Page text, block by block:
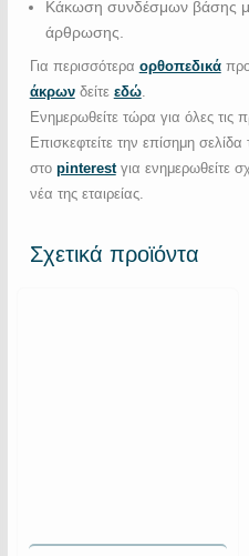
Κάκωση συνδέσμων βάσης
άρθρωσης.
Για περισσότερα ορθοπεδικά
άκρων δείτε εδώ.
Ενημερωθείτε τώρα για όλες τις
Επισκεφτείτε την επίσημη σελίδα
στο pinterest για ενημερωθείτε
νέα της εταιρείας.
Σχετικά προϊόντα